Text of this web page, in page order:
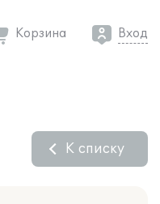
Корзина Вход
К списку